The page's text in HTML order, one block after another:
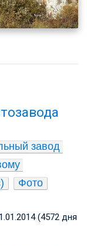
завод
Фото
(4572 дня